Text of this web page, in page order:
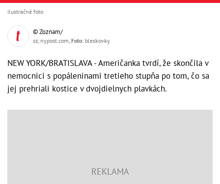
ilustračné foto
© Zoznam/
sz, nypost.com, Foto: bleskovky
NEW YORK/BRATISLAVA - Američanka tvrdí, že skončila v
nemocnici s popáleninami tretieho stupňa po tom, čo sa
jej prehriali kostice v dvojdielnych plavkách.